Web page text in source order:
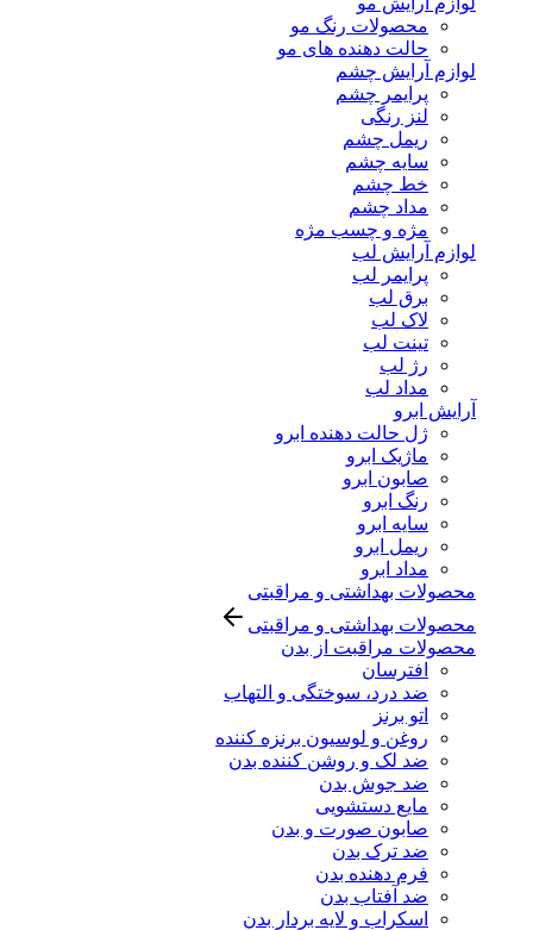
محصولات رنگ مو
حالت دهنده های مو
لوازم آرایش چشم
پرایمر چشم
لنز رنگی
ریمل چشم
سایه چشم
خط چشم
مداد چشم
مژه و چسب مژه
لوازم آرایش لب
پرایمر لب
برق لب
لاک لب
تینت لب
رژ لب
مداد لب
آرایش ابرو
ژل حالت دهنده ابرو
ماژیک ابرو
صابون ابرو
رنگ ابرو
سایه ابرو
ریمل ابرو
مداد ابرو
محصولات بهداشتی و مراقبتی
محصولات بهداشتی و مراقبتی
محصولات مراقبت از بدن
افترسان
ضد درد، سوختگی و التهاب
اتو برنز
روغن و لوسیون برنزه کننده
ضد لک و روشن کننده بدن
ضد جوش بدن
مایع دستشویی
صابون صورت و بدن
ضد ترک بدن
فرم دهنده بدن
ضد آفتاب بدن
اسکراب و لایه بردار بدن